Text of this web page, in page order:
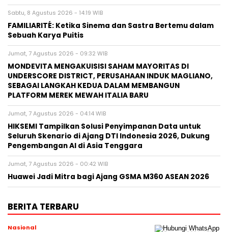
Sabtu, 8 Agustus 2026 - 14:19 WIB
FAMILIARITÉ: Ketika Sinema dan Sastra Bertemu dalam
Sebuah Karya Puitis
Jumat, 7 Agustus 2026 - 09:32 WIB
MONDEVITA MENGAKUISISI SAHAM MAYORITAS DI
UNDERSCORE DISTRICT, PERUSAHAAN INDUK MAGLIANO,
SEBAGAI LANGKAH KEDUA DALAM MEMBANGUN
PLATFORM MEREK MEWAH ITALIA BARU
Jumat, 7 Agustus 2026 - 04:14 WIB
HIKSEMI Tampilkan Solusi Penyimpanan Data untuk
Seluruh Skenario di Ajang DTI Indonesia 2026, Dukung
Pengembangan AI di Asia Tenggara
Jumat, 7 Agustus 2026 - 00:42 WIB
Huawei Jadi Mitra bagi Ajang GSMA M360 ASEAN 2026
BERITA TERBARU
Nasional